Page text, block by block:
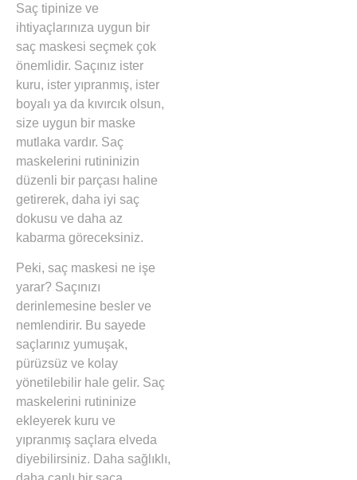
Saç tipinize ve
ihtiyaçlarınıza uygun bir
saç maskesi seçmek çok
önemlidir. Saçınız ister
kuru, ister yıpranmış, ister
boyalı ya da kıvırcık olsun,
size uygun bir maske
mutlaka vardır. Saç
maskelerini rutininizin
düzenli bir parçası haline
getirerek, daha iyi saç
dokusu ve daha az
kabarma göreceksiniz.
Peki, saç maskesi ne işe
yarar? Saçınızı
derinlemesine besler ve
nemlendirir. Bu sayede
saçlarınız yumuşak,
pürüzsüz ve kolay
yönetilebilir hale gelir. Saç
maskelerini rutininize
ekleyerek kuru ve
yıpranmış saçlara elveda
diyebilirsiniz. Daha sağlıklı,